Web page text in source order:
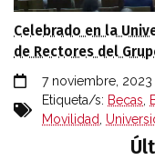
Celebrado en la
de Rectores del
7 noviembre, 2023
Etiqueta/s: Becas
Movilidad